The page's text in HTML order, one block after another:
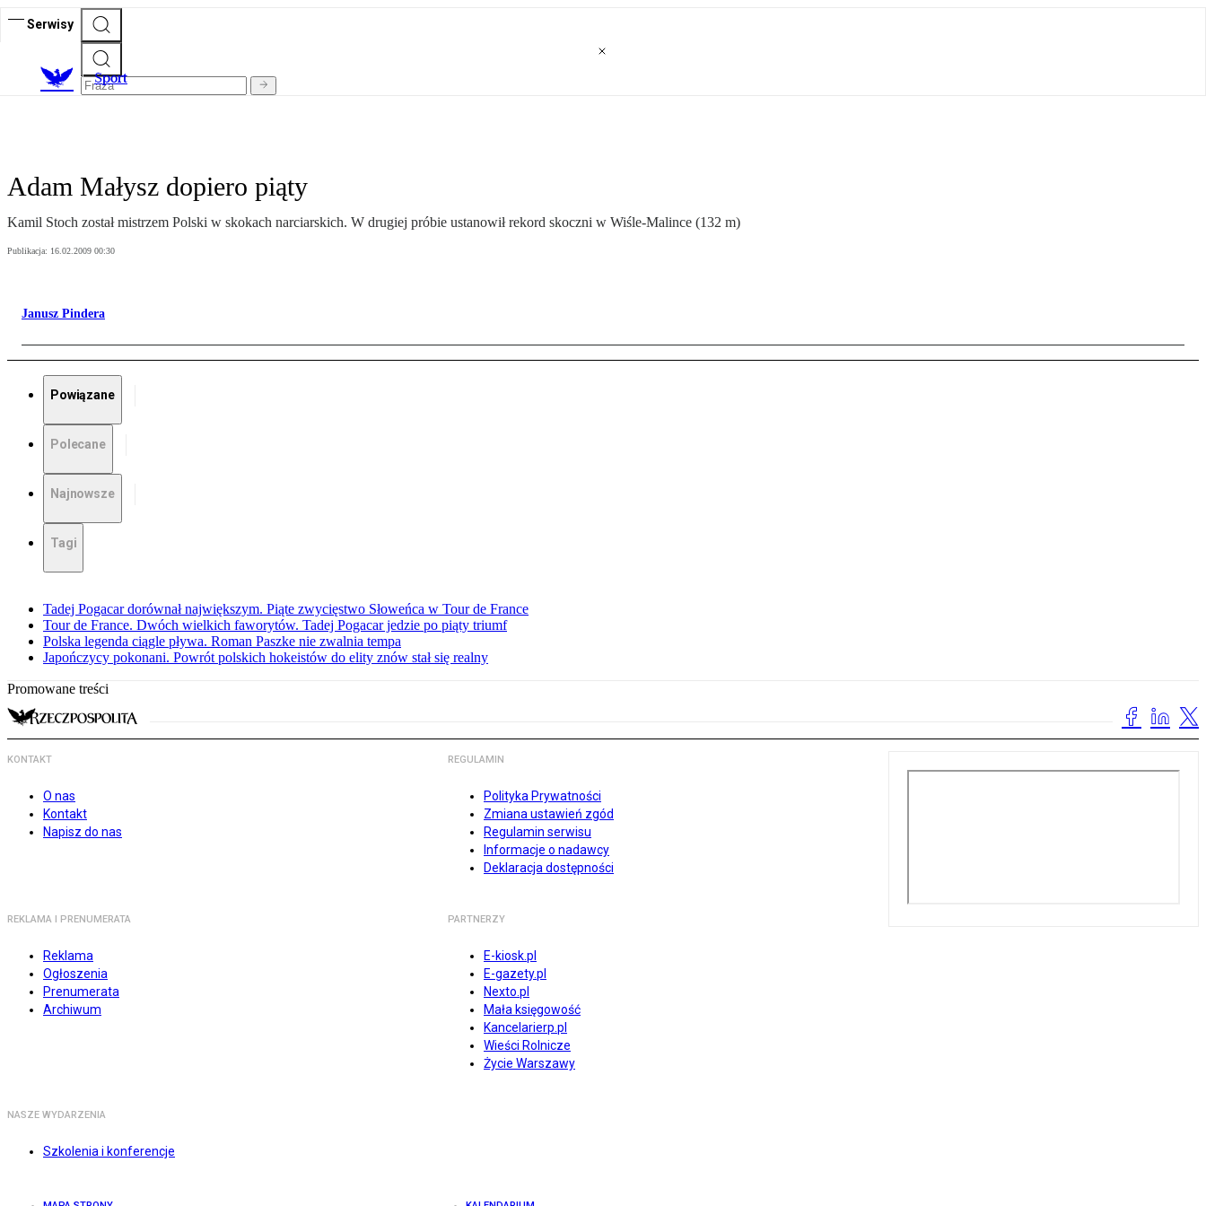
Serwisy
Sport
Adam Małysz dopiero piąty
Kamil Stoch został mistrzem Polski w skokach narciarskich. W drugiej próbie ustanowił rekord skoczni w Wiśle-Malince (132 m)
Publikacja: 16.02.2009 00:30
Janusz Pindera
Powiązane
Polecane
Najnowsze
Tagi
Tadej Pogacar dorównał największym. Piąte zwycięstwo Słoweńca w Tour de France
Tour de France. Dwóch wielkich faworytów. Tadej Pogacar jedzie po piąty triumf
Polska legenda ciągle pływa. Roman Paszke nie zwalnia tempa
Japończycy pokonani. Powrót polskich hokeistów do elity znów stał się realny
Promowane treści
KONTAKT
O nas
Kontakt
Napisz do nas
REGULAMIN
Polityka Prywatności
Zmiana ustawień zgód
Regulamin serwisu
Informacje o nadawcy
Deklaracja dostępności
REKLAMA I PRENUMERATA
Reklama
Ogłoszenia
Prenumerata
Archiwum
PARTNERZY
E-kiosk.pl
E-gazety.pl
Nexto.pl
Mała księgowość
Kancelarierp.pl
Wieści Rolnicze
Życie Warszawy
NASZE WYDARZENIA
Szkolenia i konferencje